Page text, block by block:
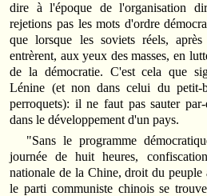
dire à l'époque de l'organisation
rejetions pas les mots d'ordre
que lorsque les soviets réels,
entrèrent, aux yeux des masses, en
de la démocratie. C'est cela que
Lénine (et non dans celui du petit-
perroquets): il ne faut pas sauter par-
dans le développement d'un pays.
"Sans le programme
journée de huit heures,
nationale de la Chine, droit du peuple
le parti communiste chinois se